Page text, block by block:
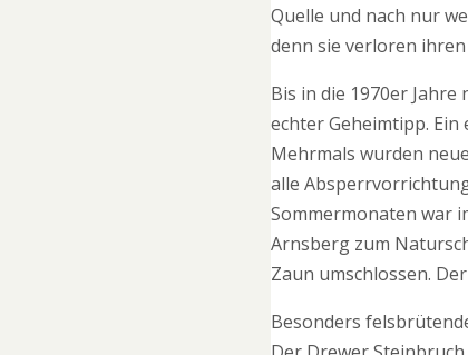
Quelle und nach nur
denn sie verloren
Bis in die 1970er
echter Geheimtipp.
Mehrmals wurden
alle
Sommermonaten war
Arnsberg zum
Zaun umschlossen.
Besonders